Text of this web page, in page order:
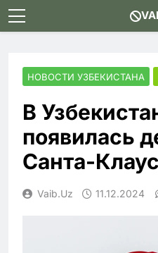
Skip
to
НОВОСТИ УЗБЕКИСТАНА
В
появилась
Санта-
Vaib.uz 11.12.2024